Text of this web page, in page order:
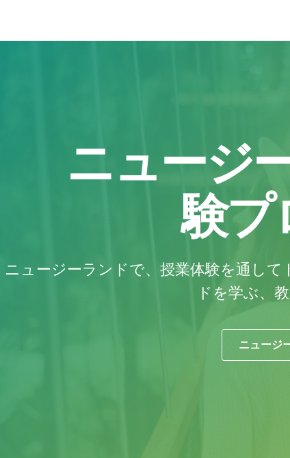
ニュージ
験プ
ニュージーランドで、授業体験を通し
ドを学ぶ、
ニュージ